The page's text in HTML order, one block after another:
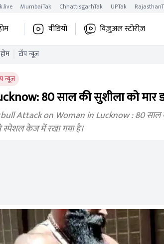
MumbaiTak ChhattisgarhTak UPTak
वीडियो विज़ुअल स्टोरीज़
होम टॉप न्यूज
न्यूज
80 साल की सुशीला को मार
Attack on Woman in Lucknow : 80 साल
केज में रखा गया है।